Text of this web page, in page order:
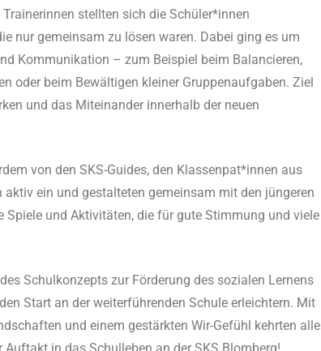
stellten sich die Schüler*innen
nur gemeinsam zu lösen waren. Dabei ging es um
Kommunikation – zum Beispiel beim Balancieren,
oder beim Bewältigen kleiner Gruppenaufgaben. Ziel
und das Miteinander innerhalb der neuen
von den SKS-Guides, den Klassenpat*innen aus
ein und gestalteten gemeinsam mit den jüngeren
Spiele und Aktivitäten, die für gute Stimmung und viele
Schulkonzepts zur Förderung des sozialen Lernens
Start an der weiterführenden Schule erleichtern. Mit
und einem gestärkten Wir-Gefühl kehrten alle